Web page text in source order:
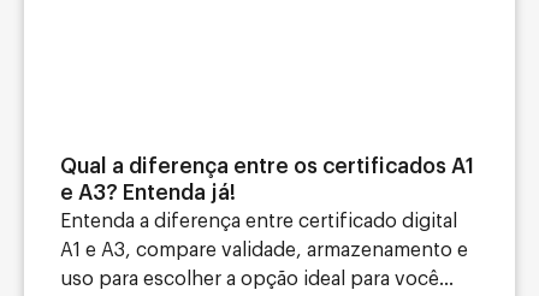
Qual a diferença entre os certificados A1
e A3? Entenda já!
Entenda a diferença entre certificado digital
A1 e A3, compare validade, armazenamento e
uso para escolher a opção ideal para você...